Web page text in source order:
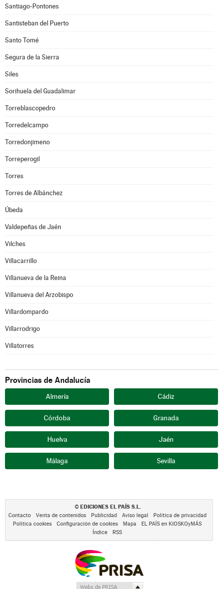
Santiago-Pontones
Santisteban del Puerto
Santo Tomé
Segura de la Sierra
Siles
Sorihuela del Guadalimar
Torreblascopedro
Torredelcampo
Torredonjimeno
Torreperogil
Torres
Torres de Albánchez
Úbeda
Valdepeñas de Jaén
Vilches
Villacarrillo
Villanueva de la Reina
Villanueva del Arzobispo
Villardompardo
Villarrodrigo
Villatorres
Provincias de Andalucía
Almería Cádiz
Córdoba Granada
Huelva Jaén
Málaga Sevilla
© EDICIONES EL PAÍS S.L.
Contacto Venta de contenidos Publicidad Aviso legal
Política de privacidad
Política cookies
Configuración de cookies Mapa
EL PAÍS en KIOSKOyMÁS
Índice
RSS